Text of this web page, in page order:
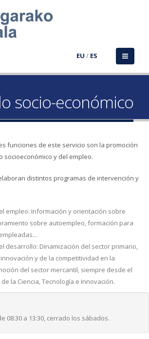
EU / ES
socio-económico
funciones de este servicio son la promoción
socioeconómico y del empleo.
distintos programas de intervención y
empleo: Información y orientación sobre
sobre autoempleo, formación para
desarrollo: Dinamización del sector primario,
y de la competitividad en la
del sector mercantil, siempre desde el
la Ciencia, Tecnología e Innovación.
08:30 a 13:30, cerrado los sábados.